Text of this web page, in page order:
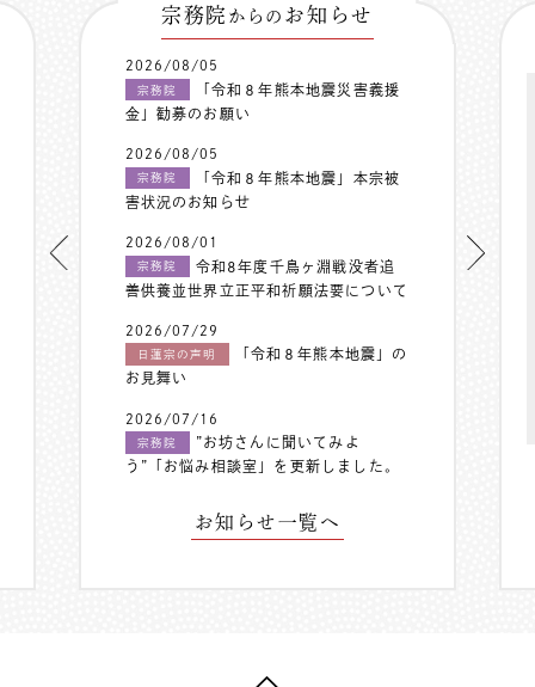
宗務院 からの お知らせ
2026/08/05
宗務院
「令和８年熊本地震災害義援
金」勧募のお願い
2026/08/05
宗務院
「令和８年熊本地震」本宗被
害状況のお知らせ
2026/08/01
宗務院
令和8年度千鳥ヶ淵戦没者追
善供養並世界立正平和祈願法要について
2026/07/29
日蓮宗の声明
「令和８年熊本地震」の
お見舞い
2026/07/16
宗務院
”お坊さんに聞いてみよ
う”「お悩み相談室」を更新しました。
お知らせ一覧へ